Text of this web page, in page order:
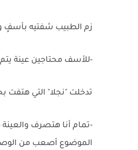
زم الطبيب شفتيه بأسفٍ
-للأسف محتاجين عينة يتم
تدخلت "نجلا" التي هتفت
-تمام أنا هتصرف
الموضوع أصعب من